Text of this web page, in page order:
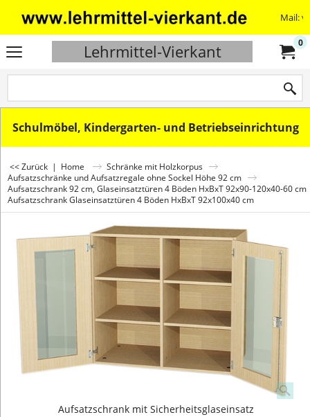
Mail:
Lehrmittel-Vierkant 0
Schulmöbel, Kindergarten- und Betriebseinrichtung
<< Zurück | Home
Schränke mit Holzkorpus
Aufsatzschränke und Aufsatzregale ohne Sockel Höhe 92 cm
Aufsatzschrank 92 cm, Glaseinsatztüren 4 Böden HxBxT 92x90-120x40-60 cm
Aufsatzschrank Glaseinsatztüren 4 Böden HxBxT 92x100x40 cm
Aufsatzschrank mit Sicherheitsglaseinsatz